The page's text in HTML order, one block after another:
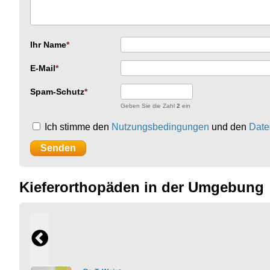
Ihr Name
E-Mail
Spam-Schutz
Geben Sie die Zahl 2 ein
Ich stimme den Nutzungsbedingungen und den
Kieferorthopäden in der Umgebung